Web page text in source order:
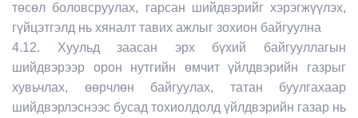
төсөл боловсруулах, гарсан шийдвэрийг хэрэгжүүлэх,
гүйцэтгэлд нь хяналт тавих ажлыг зохион байгуулна
4.12. Хуульд заасан эрх бүхий байгууллагын
шийдвэрээр орон нутгийн өмчит үйлдвэрийн газрыг
хувьчлах, өөрчлөн байгуулах, татан буулгахаар
шийдвэрлэснээс бусад тохиолдолд үйлдвэрийн газар нь